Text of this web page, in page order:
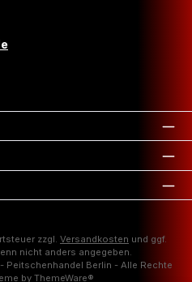
zzgl. Versandkosten und ggf.
nicht anders angegeben.
Peitschenhandel Berlin - Alle Rechte
by ThemeWare®